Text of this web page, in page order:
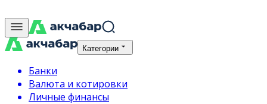
Категории
Банки
Валюта и котировки
Личные финансы